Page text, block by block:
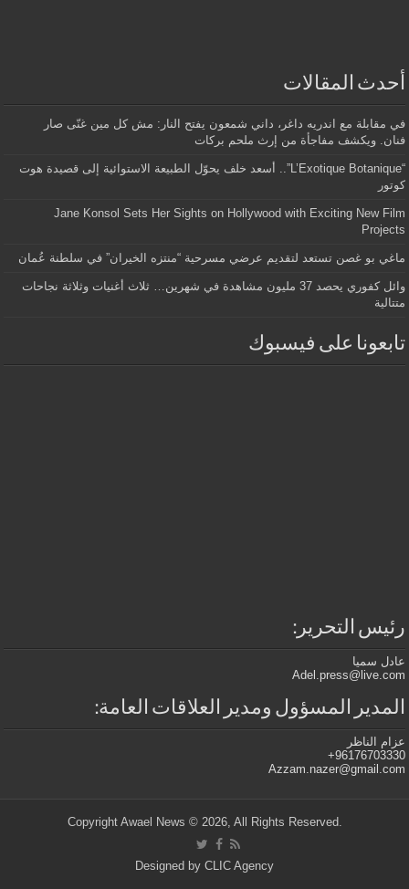
أحدث المقالات
في مقابلة مع اندريه داغر، داني شمعون يفتح النار: مش كل مين غنّى صار
فنان. ويكشف مفاجأة من إرث ملحم بركات
“L’Exotique Botanique”.. أسعد خلف يحوّل الطبيعة الاستوائية إلى قصيدة هوت
كوتور
Jane Konsol Sets Her Sights on Hollywood with Exciting New Film
Projects
ماغي بو غصن تستعد لتقديم عرضي مسرحية “منتزه الخيران” في سلطنة عُمان
وائل كفوري يحصد 37 مليون مشاهدة في شهرين… ثلاث أغنيات وثلاثة نجاحات
متتالية
تابعونا على فيسبوك
رئيس التحرير:
عادل سميا
Adel.press@live.com
المدير المسؤول ومدير العلاقات العامة:
عزام الناظر
96176703330+
Azzam.nazer@gmail.com
Designed by CLIC Agency